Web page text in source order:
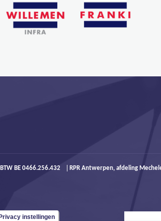
BTW BE 0466.256.432 RPR Antwerpen, afdeling
Privacy instellingen